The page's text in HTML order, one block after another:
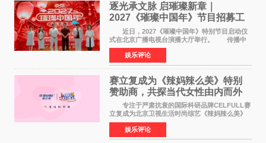
逐光承文脉 启璀璨新章｜
2027《璀璨中国年》节目招募工
作圆满启动
近日，2027《璀璨中国年》特别节目启动仪
式在北京广播电视台演播大厅举行。 传播中
华优秀传统文化，弘扬纯正国风艺术，打造高规
格、高质感、正能量的文艺盛典，是璀璨中国年
矢志不渝的初心
娱乐评论
赛立复成为《辣妈辣么美》特别
赞助商，共探当代女性由内而外
活力美
专注于严肃抗衰的国际科研品牌CELFULL赛
立复成为北京卫视生活时尚综艺《辣妈辣么美》
的特别赞助商,明星辣妈袁咏仪倾情参与，向广大
都市女性传递健康生活新主张，寄语当代女性在
家庭与自我之间
娱乐评论